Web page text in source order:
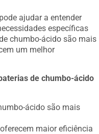
ajudar a entender
específicas
chumbo-ácido são mais
um melhor
baterias de chumbo-ácido
ácido são mais
maior eficiência